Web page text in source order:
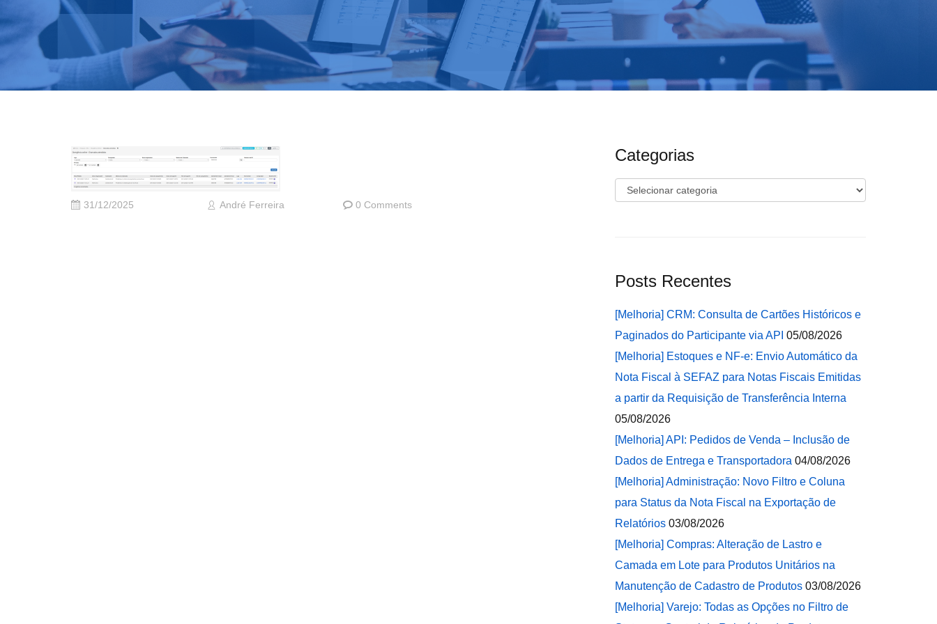
31/12/2025 André Ferreira 0 Comments
Categorias
Categorias
Posts Recentes
[Melhoria] CRM: Consulta de Cartões Históricos e
Paginados do Participante via API 05/08/2026
[Melhoria] Estoques e NF-e: Envio Automático da
Nota Fiscal à SEFAZ para Notas Fiscais Emitidas
a partir da Requisição de Transferência Interna
05/08/2026
[Melhoria] API: Pedidos de Venda – Inclusão de
Dados de Entrega e Transportadora 04/08/2026
[Melhoria] Administração: Novo Filtro e Coluna
para Status da Nota Fiscal na Exportação de
Relatórios 03/08/2026
[Melhoria] Compras: Alteração de Lastro e
Camada em Lote para Produtos Unitários na
Manutenção de Cadastro de Produtos 03/08/2026
[Melhoria] Varejo: Todas as Opções no Filtro de